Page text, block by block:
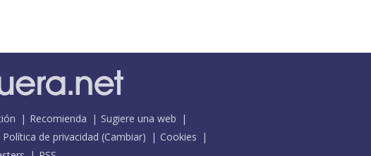
Recomienda
Sugiere una web
Política de privacidad (Cambiar)
Cookies